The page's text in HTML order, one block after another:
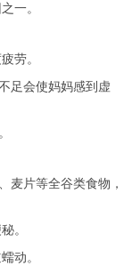
一。
劳。
足会使妈妈感到虚
麦片等全谷类食物，
。
动。